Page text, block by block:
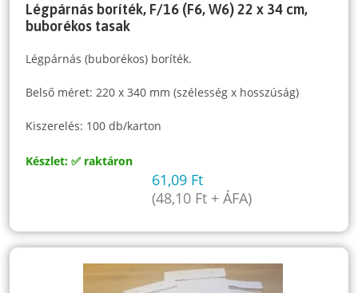
Légpárnás boríték, F/16 (F6, W6) 22 x 34 cm,
buborékos tasak
Légpárnás (buborékos) boríték.
Belső méret: 220 x 340 mm (szélesség x hosszúság)
Kiszerelés: 100 db/karton
Készlet: ✅ raktáron
61,09 Ft
(48,10 Ft+ ÁFA)